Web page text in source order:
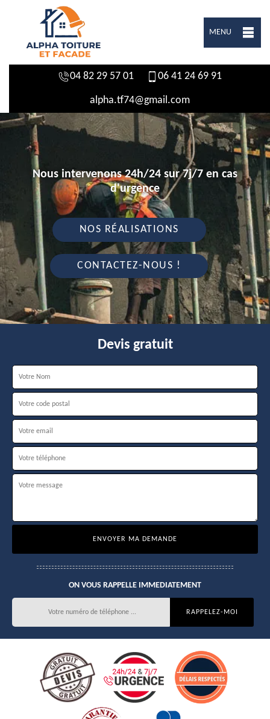
MENU
04 82 29 57 01 06 41 24 69 91
alpha.tf74@gmail.com
Nous intervenons 24h/24 sur 7j/7 en cas
d'urgence
NOS RÉALISATIONS
CONTACTEZ-NOUS !
Devis gratuit
ON VOUS RAPPELLE IMMEDIATEMENT